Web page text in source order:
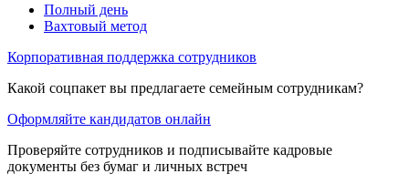
Полный день
Вахтовый метод
Корпоративная поддержка сотрудников
Какой соцпакет вы предлагаете семейным сотрудникам?
Оформляйте кандидатов онлайн
Проверяйте сотрудников и подписывайте кадровые
документы без бумаг и личных встреч